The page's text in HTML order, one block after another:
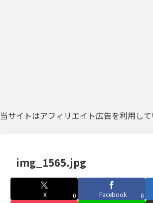
当サイトはアフィリエイト広告を利用して
img_1565.jpg
X 0 Facebook 0